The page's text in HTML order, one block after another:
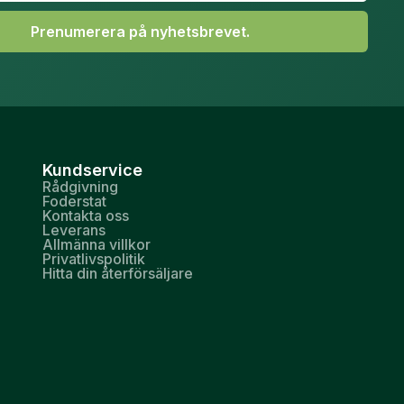
Prenumerera på nyhetsbrevet.
Kundservice
Rådgivning
Foderstat
Kontakta oss
Leverans
Allmänna villkor
Privatlivspolitik
Hitta din återförsäljare